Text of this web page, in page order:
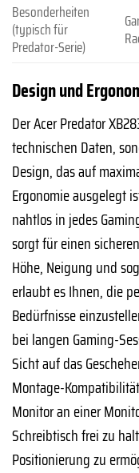
Besonderheiten
(typisch für
Predator-Serie)
Design und
Der Acer Predator
technischen Daten,
Design, das auf
Ergonomie ausgelegt
nahtlos in jedes
sorgt für einen
Höhe, Neigung und
erlaubt es Ihnen, die
Bedürfnisse
bei langen Gaming-
Sicht auf das
Montage-
Monitor an einer
Schreibtisch frei zu
Positionierung zu